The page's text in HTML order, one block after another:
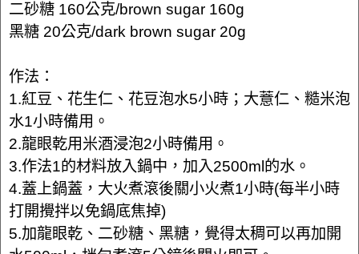
二砂糖 160公克/brown sugar 160g
黑糖 20公克/dark brown sugar 20g
作法：
1.紅豆、花生仁、花豆泡水5小時；大薏仁、糙米泡
水1小時備用。
2.龍眼乾用米酒浸泡2小時備用。
3.作法1的材料放入鍋中，加入2500ml的水。
4.蓋上鍋蓋，大火煮滾後關小火煮1小時(每半小時
打開攪拌以免鍋底焦掉)
5.加龍眼乾、二砂糖、黑糖，覺得太稠可以再加開